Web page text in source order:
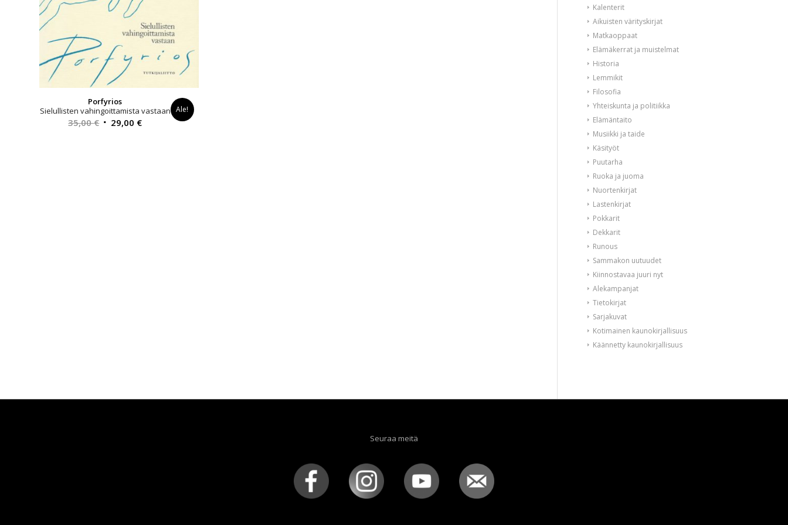
Porfyrios
Sielullisten vahingoittamista vastaan
35,00€ Alkuperäinen
29,00 €Nykyinen
Ale!
Kalenterit
Aikuisten värityskirjat
Matkaoppaat
Elämäkerrat ja muistelmat
Historia
Lemmikit
Filosofia
Yhteiskunta ja politiikka
Elämäntaito
Musiikki ja taide
Käsityöt
Puutarha
Ruoka ja juoma
Nuortenkirjat
Lastenkirjat
Pokkarit
Dekkarit
Runous
Sammakon uutuudet
Kiinnostavaa juuri nyt
Alekampanjat
Tietokirjat
Sarjakuvat
Kotimainen kaunokirjallisuus
Käännetty kaunokirjallisuus
Seuraa meitä